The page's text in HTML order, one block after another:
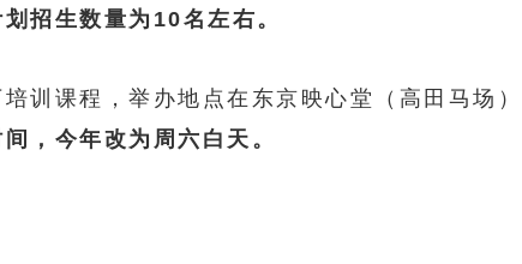
招生数量为10名左右。
训课程，举办地点在东京映心堂（高田马场
，今年改为周六白天。